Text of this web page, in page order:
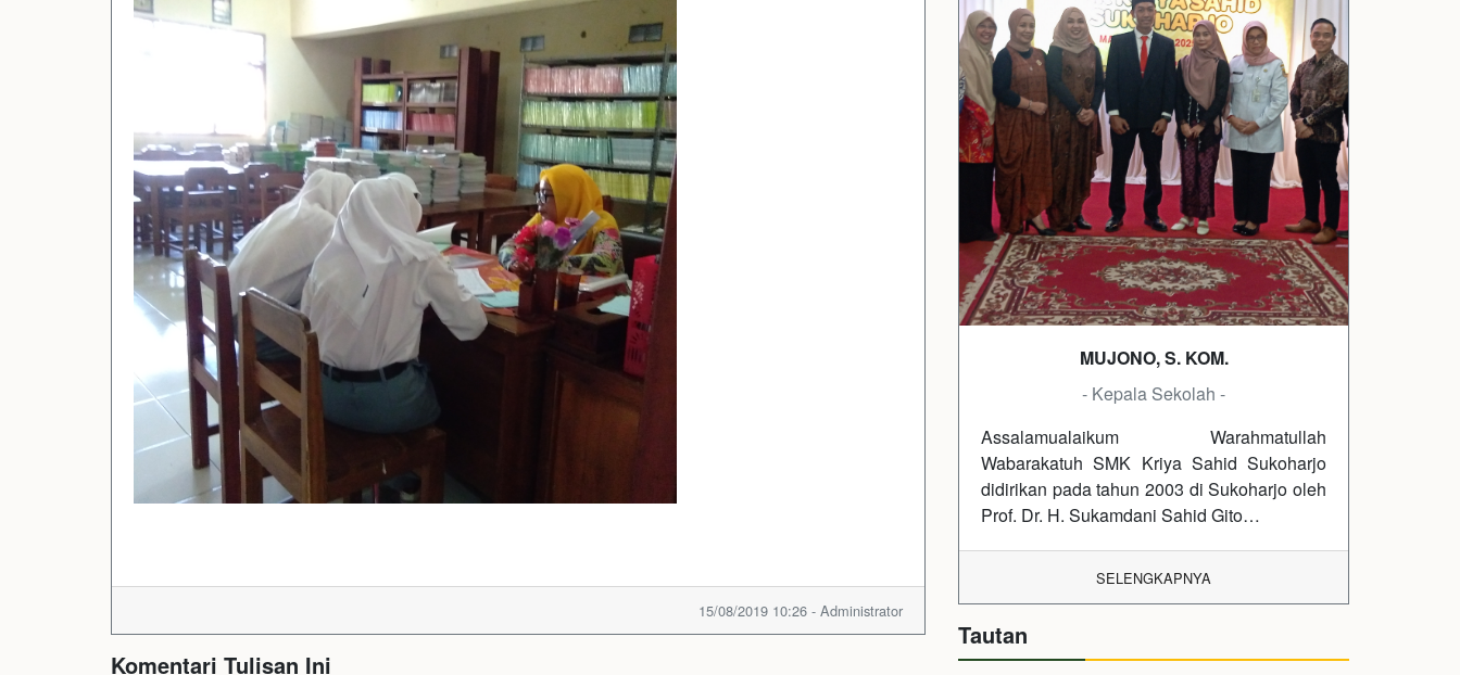
15/08/2019 10:26 - Administrator
Komentari Tulisan Ini
MUJONO, S. KOM.
- Kepala Sekolah -
Assalamualaikum Warahmatullah
Wabarakatuh SMK Kriya Sahid Sukoharjo
didirikan pada tahun 2003 di Sukoharjo oleh
Prof. Dr. H. Sukamdani Sahid Gito…
SELENGKAPNYA
Tautan